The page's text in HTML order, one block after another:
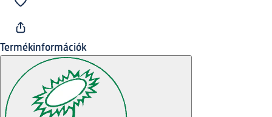
Termékinformációk